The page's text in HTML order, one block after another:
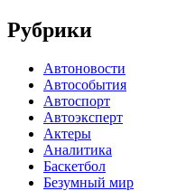
Рубрики
Автоновости
Автособытия
Автоспорт
Автоэксперт
Актеры
Аналитика
Баскетбол
Безумный мир